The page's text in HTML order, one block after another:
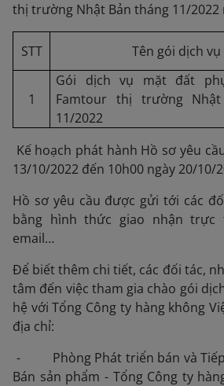
thị trường Nhật Bản tháng 11/2022
STT Tên gói dịch vụ
1
Gói dịch vụ mặt đất
Famtour thị trường
11/2022
Kế hoạch phát hành Hồ sơ yêu
13/10/2022 đến 10h00 ngày 20/10/
Hồ sơ yêu cầu được gửi tới các
bằng hình thức giao nhận trực
email…
Để biết thêm chi tiết, các đối tác,
tâm đến việc tham gia chào gói
hệ với Tổng Công ty hàng không
địa chỉ:
- Phòng Phát triển bán và Tiếp
Bán sản phẩm - Tổng Công ty